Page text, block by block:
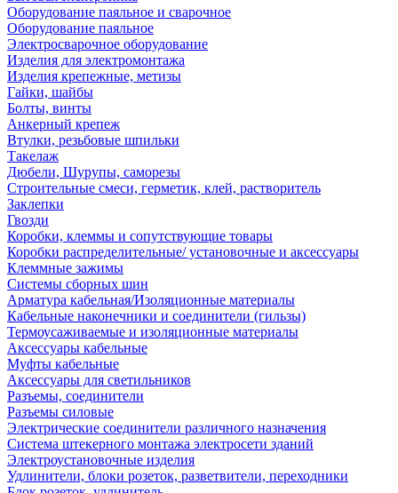
Оборудование паяльное и сварочное
Оборудование паяльное
Электросварочное оборудование
Изделия для электромонтажа
Изделия крепежные, метизы
Гайки, шайбы
Болты, винты
Анкерный крепеж
Втулки, резьбовые шпильки
Такелаж
Дюбели, Шурупы, саморезы
Строительные смеси, герметик, клей, растворитель
Заклепки
Гвозди
Коробки, клеммы и сопутствующие товары
Коробки распределительные/ установочные и аксессуары
Клеммные зажимы
Системы сборных шин
Арматура кабельная/Изоляционные материалы
Кабельные наконечники и соединители (гильзы)
Термоусаживаемые и изоляционные материалы
Аксессуары кабельные
Муфты кабельные
Аксессуары для светильников
Разъемы, соединители
Разъемы силовые
Электрические соединители различного назначения
Система штекерного монтажа электросети зданий
Электроустановочные изделия
Удлинители, блоки розеток, разветвители, переходники